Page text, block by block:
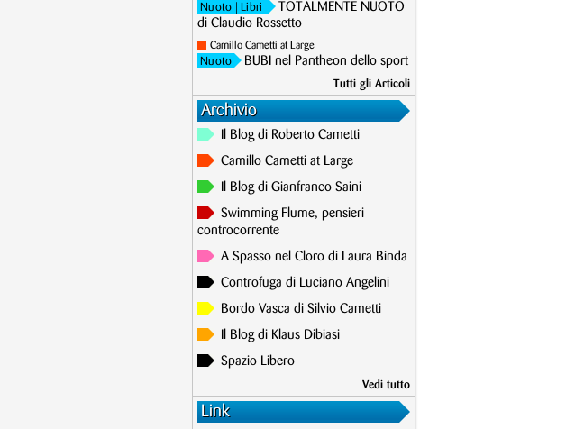
Nuoto | Libri
TOTALMENTE NUOTO
di Claudio Rossetto
Camillo Cametti at Large
Nuoto BUBI nel Pantheon dello sport
Tutti gli Articoli
Archivio
Il Blog di Roberto Cametti
Camillo Cametti at Large
Il Blog di Gianfranco Saini
Swimming Flume, pensieri
controcorrente
A Spasso nel Cloro di Laura Binda
Controfuga di Luciano Angelini
Bordo Vasca di Silvio Cametti
Il Blog di Klaus Dibiasi
Spazio Libero
Vedi tutto
Link